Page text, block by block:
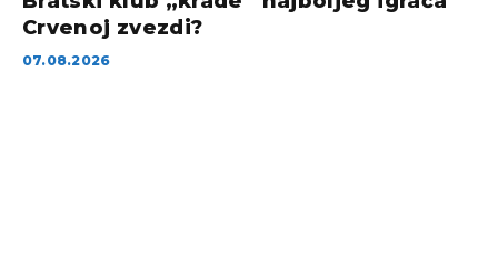
Crvenoj zvezdi?
07.08.2026